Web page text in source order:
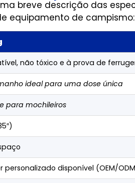
breve descrição das
equipamento de campismo:
não tóxico e à prova de
ideal para uma dose única
para mochileiros
disponível (OEM/